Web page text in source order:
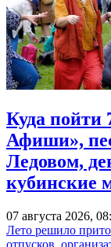
Куда пойти
Афиши»,
Ледовом,
кубинские
07 августа 2026,
Лето решило